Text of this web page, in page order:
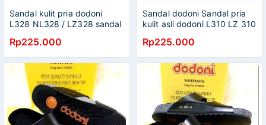
Sandal kulit pria dodoni
L328 NL328 / LZ328 sandal
pria
Rp225.000
Sandal dodoni Sandal pria
kulit asli dodoni L310 LZ 310
Rp225.000